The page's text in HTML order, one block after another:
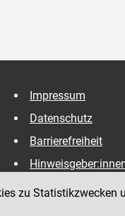
Impressum
Datenschutz
Barrierefreiheit
zu Statistikzwecken